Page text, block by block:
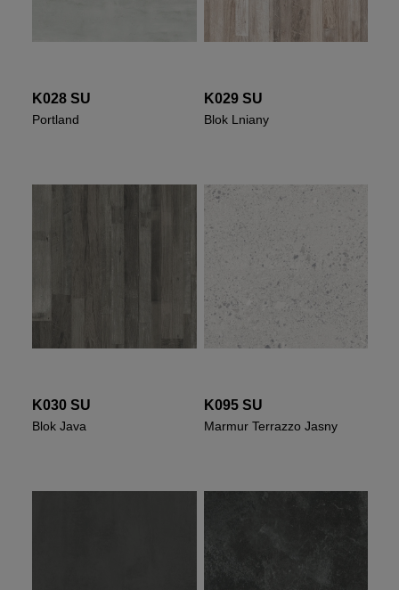
K028 SU
Portland
K029 SU
Blok Lniany
K030 SU
Blok Java
K095 SU
Marmur Terrazzo Jasny